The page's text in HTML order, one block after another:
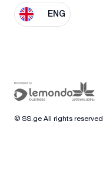
ENG
© SS.ge All rights reserved